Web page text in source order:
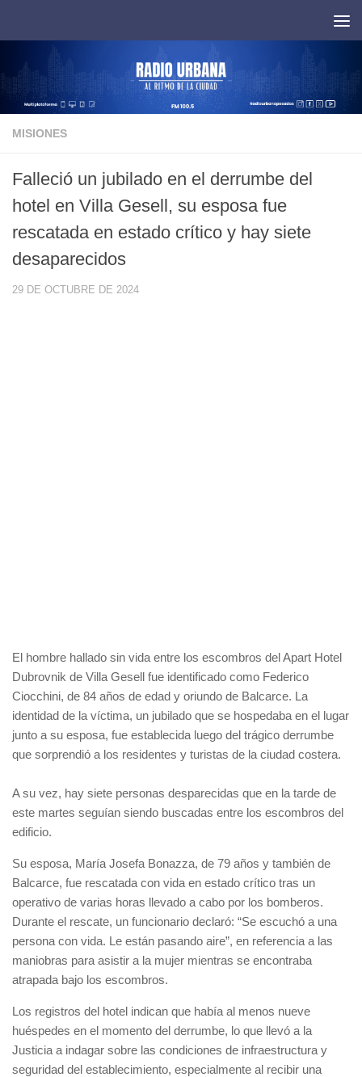
MISIONES
Falleció un jubilado en el derrumbe del
hotel en Villa Gesell, su esposa fue
rescatada en estado crítico y hay siete
desaparecidos
29 DE OCTUBRE DE 2024
El hombre hallado sin vida entre los escombros del Apart Hotel
Dubrovnik de Villa Gesell fue identificado como Federico
Ciocchini, de 84 años de edad y oriundo de Balcarce. La
identidad de la víctima, un jubilado que se hospedaba en el lugar
junto a su esposa, fue establecida luego del trágico derrumbe
que sorprendió a los residentes y turistas de la ciudad costera.
A su vez, hay siete personas desparecidas que en la tarde de
este martes seguían siendo buscadas entre los escombros del
edificio.
Su esposa, María Josefa Bonazza, de 79 años y también de
Balcarce, fue rescatada con vida en estado crítico tras un
operativo de varias horas llevado a cabo por los bomberos.
Durante el rescate, un funcionario declaró: “Se escuchó a una
persona con vida. Le están pasando aire”, en referencia a las
maniobras para asistir a la mujer mientras se encontraba
atrapada bajo los escombros.
Los registros del hotel indican que había al menos nueve
huéspedes en el momento del derrumbe, lo que llevó a la
Justicia a indagar sobre las condiciones de infraestructura y
seguridad del establecimiento, especialmente al recibir una